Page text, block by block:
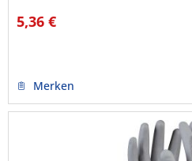
5,36 €
Merken